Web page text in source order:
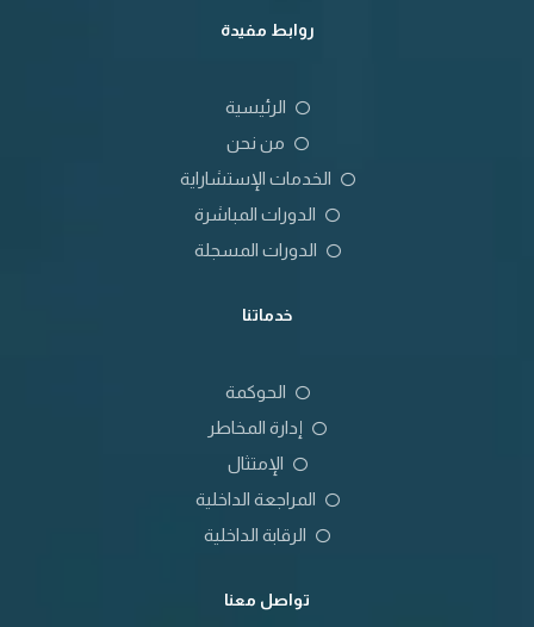
100%
روابط مفيدة
الرئيسية
من نحن
الخدمات الإستشاراية
الدورات المباشرة
الدورات المسجلة
خدماتنا
الحوكمة
إدارة المخاطر
الإمتثال
المراجعة الداخلية
الرقابة الداخلية
تواصل معنا